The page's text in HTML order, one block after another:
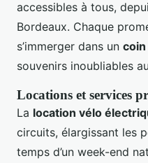
accessibles à tous,
Bordeaux. Chaque
s’immerger dans un
souvenirs inoubliables
Locations et services
La location vélo
circuits, élargissant les
temps d’un week-end